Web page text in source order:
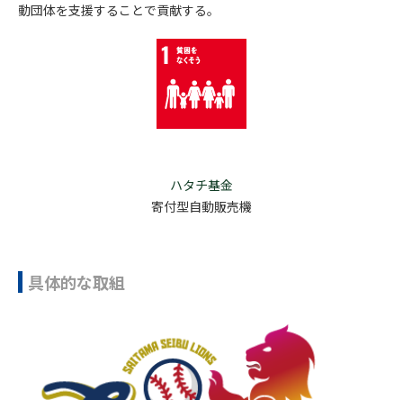
動団体を支援することで貢献する。
ハタチ基金
寄付型自動販売機
具体的な取組